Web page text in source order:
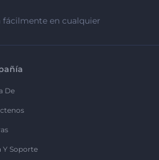
fácilmente en cualquier
De
Y Soporte